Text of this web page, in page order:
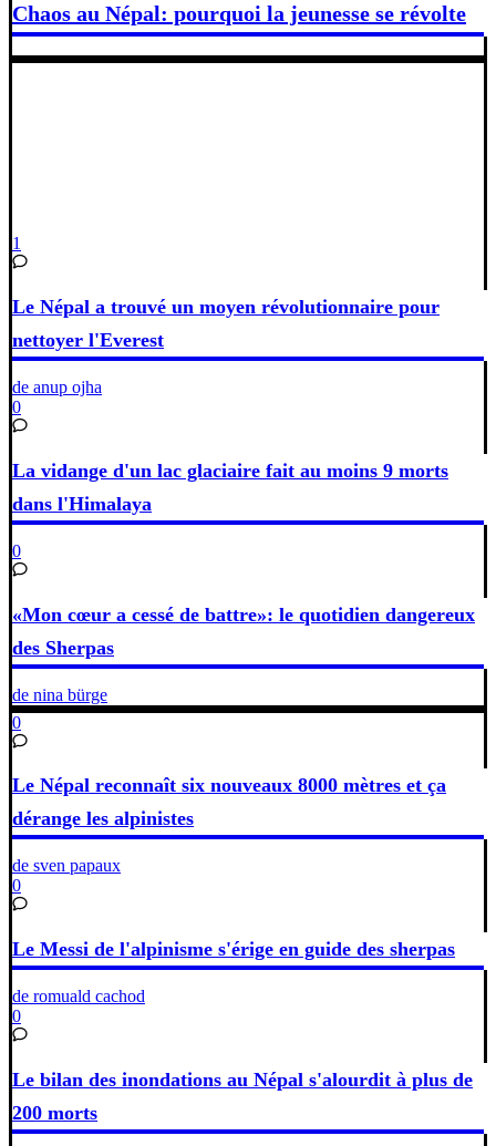
Chaos au Népal: pourquoi la jeunesse se révolte
1
Le Népal a trouvé un moyen révolutionnaire pour
nettoyer l'Everest
de anup ojha
0
La vidange d'un lac glaciaire fait au moins 9 morts
dans l'Himalaya
0
«Mon cœur a cessé de battre»: le quotidien dangereux
des Sherpas
de nina bürge
0
Le Népal reconnaît six nouveaux 8000 mètres et ça
dérange les alpinistes
de sven papaux
0
Le Messi de l'alpinisme s'érige en guide des sherpas
de romuald cachod
0
Le bilan des inondations au Népal s'alourdit à plus de
200 morts